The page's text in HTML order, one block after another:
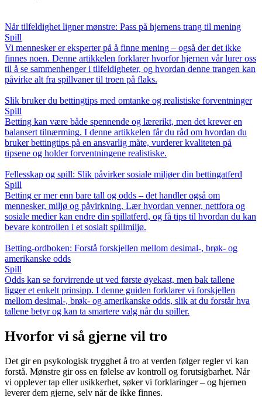
Når tilfeldighet ligner mønstre: Pass på hjernens trang til mening
Spill
Vi mennesker er eksperter på å finne mening – også der det ikke
finnes noen. Denne artikkelen forklarer hvorfor hjernen vår lurer oss
til å se sammenhenger i tilfeldigheter, og hvordan denne trangen kan
påvirke alt fra spillvaner til troen på flaks.
Slik bruker du bettingtips med omtanke og realistiske forventninger
Spill
Betting kan være både spennende og lærerikt, men det krever en
balansert tilnærming. I denne artikkelen får du råd om hvordan du
bruker bettingtips på en ansvarlig måte, vurderer kvaliteten på
tipsene og holder forventningene realistiske.
Fellesskap og spill: Slik påvirker sosiale miljøer din bettingatferd
Spill
Betting er mer enn bare tall og odds – det handler også om
mennesker, miljø og påvirkning. Lær hvordan venner, nettfora og
sosiale medier kan endre din spillatferd, og få tips til hvordan du kan
bevare kontrollen i et sosialt spillmiljø.
Betting-ordboken: Forstå forskjellen mellom desimal-, brøk- og
amerikanske odds
Spill
Odds kan se forvirrende ut ved første øyekast, men bak tallene
ligger et enkelt prinsipp. I denne guiden forklarer vi forskjellen
mellom desimal-, brøk- og amerikanske odds, slik at du forstår hva
tallene betyr og kan ta smartere valg når du spiller.
Hvorfor vi så gjerne vil tro
Det gir en psykologisk trygghet å tro at verden følger regler vi kan
forstå. Mønstre gir oss en følelse av kontroll og forutsigbarhet. Når
vi opplever tap eller usikkerhet, søker vi forklaringer – og hjernen
leverer dem gjerne, selv når de ikke finnes.